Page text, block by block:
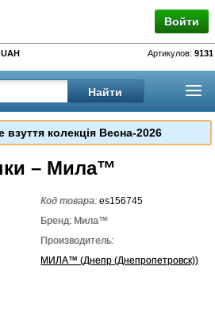
Войти
Артикулов: 9131
взуття колекція Весна-2026
– Мила™
Код товара:es156745
Бренд: Мила™
Производитель:
МИЛА™ (Днепр (Днепропетровск))